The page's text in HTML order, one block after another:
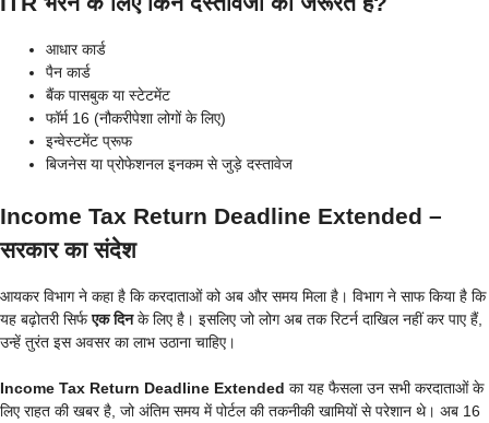
आधार कार्ड
पैन कार्ड
बैंक पासबुक या स्टेटमेंट
फॉर्म 16 (नौकरीपेशा लोगों के लिए)
इन्वेस्टमेंट प्रूफ
बिजनेस या प्रोफेशनल इनकम से जुड़े दस्तावेज
Income Tax Return Deadline Extended –
सरकार का संदेश
आयकर विभाग ने कहा है कि करदाताओं को अब और समय मिला है। विभाग ने साफ किया है कि
यह बढ़ोतरी सिर्फएक दिनके लिए है। इसलिए जो लोग अब तक रिटर्न दाखिल नहीं कर पाए हैं,
उन्हें तुरंत इस अवसर का लाभ उठाना चाहिए।
Income Tax Return Deadline Extended का यह फैसला उन सभी करदाताओं के
लिए राहत की खबर है, जो अंतिम समय में पोर्टल की तकनीकी खामियों से परेशान थे। अब 16